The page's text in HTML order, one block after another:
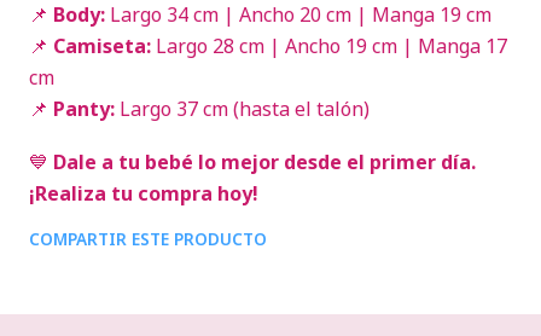
📌 Body: Largo 34 cm | Ancho 20 cm | Manga 19 cm
📌 Camiseta: Largo 28 cm | Ancho 19 cm | Manga 17
cm
📌 Panty: Largo 37 cm (hasta el talón)
💙 Dale a tu bebé lo mejor desde el primer día.
¡Realiza tu compra hoy!
COMPARTIR ESTE PRODUCTO